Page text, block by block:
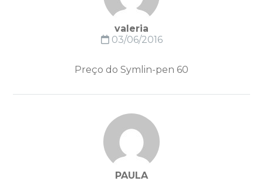
valeria
03/06/2016
Preço do Symlin-pen 60
PAULA